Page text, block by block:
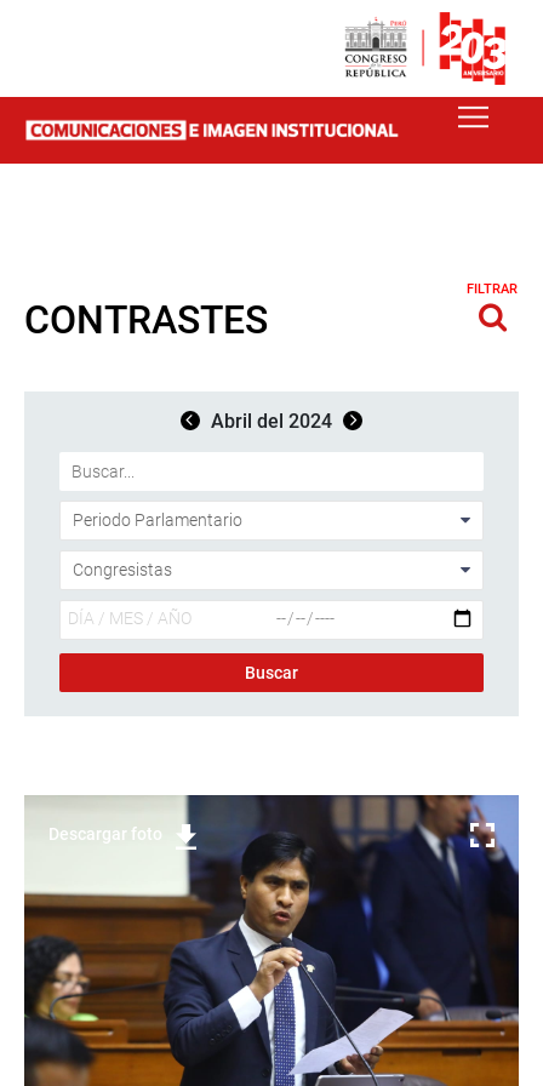
CONTRASTES
FILTRAR
Abril del 2024
Descargar foto